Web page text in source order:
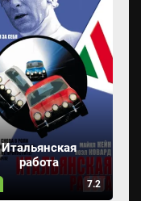
Итальянская
работа
7.2